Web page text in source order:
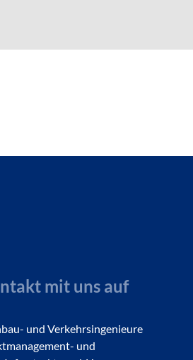
mit uns auf
und Verkehrsingenieure
und